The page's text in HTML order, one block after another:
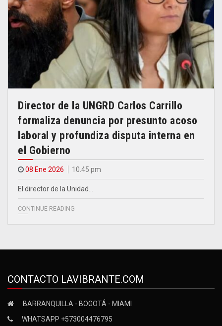
Director de la UNGRD Carlos Carrillo
formaliza denuncia por presunto acoso
laboral y profundiza disputa interna en
el Gobierno
08 Ene 2026 10.45 pm
El director de la Unidad…
CONTINUE READING
CONTACTO LAVIBRANTE.COM
BARRANQUILLA - BOGOTÁ - MIAMI
WHATSAPP +573004476795